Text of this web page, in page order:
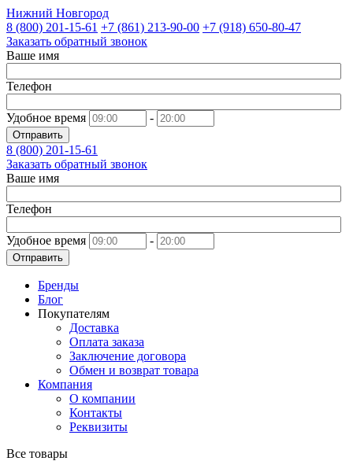
Нижний Новгород
8 (800) 201-15-61 +7 (861) 213-90-00 +7 (918) 650-80-47
Заказать обратный звонок
Ваше имя
Телефон
Удобное время -
Отправить
8 (800) 201-15-61
Заказать обратный звонок
Ваше имя
Телефон
Удобное время -
Отправить
Бренды
Блог
Покупателям
Доставка
Оплата заказа
Заключение договора
Обмен и возврат товара
Компания
О компании
Контакты
Реквизиты
Все товары